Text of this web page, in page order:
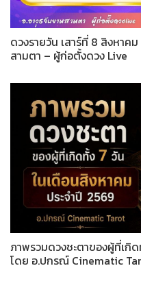
ดวงรายวัน เสาร์ที่ 8 สิงหาค
สามตา – ผู้ก่อตั้งดวง Live
ภาพรวมดวงชะตาของผู้ที่เกิ
โดย อ.ปกรณ์ Cinematic